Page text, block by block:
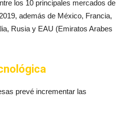
los 10 principales mercados de
además de México, Francia,
Rusia y EAU (Emiratos Arabes
prevé incrementar las